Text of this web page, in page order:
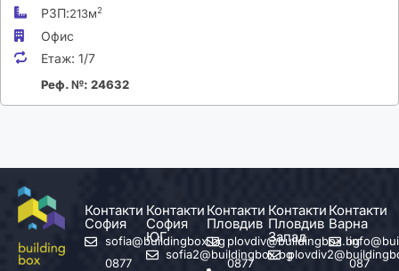
РЗП:213м2
Офис
Етаж: 1/7
Реф. №: 24632
Контакти
София
sofia@buildingbox.bg
0877
Контакти
София
ЮГ
sofia2@buildingbox.bg
Контакти
Пловдив
plovdiv@buildingbox.bg
0877
Контакти
Пловдив
Запад
Контакти
Варна
087